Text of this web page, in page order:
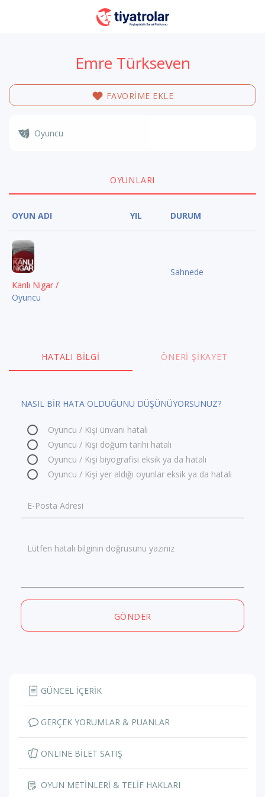
Emre Türkseven
FAVORİME EKLE
Oyuncu
OYUNLARI
OYUN ADI YIL DURUM
Kanlı Nigar /
Oyuncu
Sahnede
HATALI BILGI ÖNERI ŞIKAYET
NASIL BİR HATA OLDUĞUNU DÜŞÜNÜYORSUNUZ?
Oyuncu / Kişi ünvanı hatalı
Oyuncu / Kişi doğum tarihi hatalı
Oyuncu / Kişi biyografisi eksik ya da hatalı
Oyuncu / Kişi yer aldığı oyunlar eksik ya da hatalı
E-Posta Adresi
Lütfen hatalı bilginin doğrusunu yazınız
GÖNDER
GÜNCEL İÇERİK
GERÇEK YORUMLAR & PUANLAR
ONLINE BİLET SATIŞ
OYUN METİNLERİ & TELİF HAKLARI